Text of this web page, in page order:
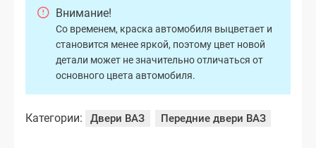
Внимание!
Со временем, краска автомобиля выцветает и
становится менее яркой, поэтому цвет новой
детали может не значительно отличаться от
основного цвета автомобиля.
Категории: Двери ВАЗ Передние двери ВАЗ